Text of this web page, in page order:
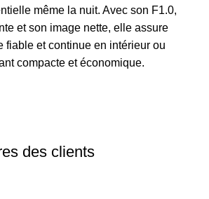
même la nuit. Avec son F1.0,
et son image nette, elle assure
fiable et continue en intérieur ou
compacte et économique.
des clients